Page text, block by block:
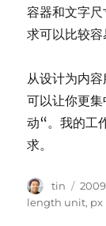
容器和文字
求可以比较容
从设计为内
可以让你更
动“。我的工
求。
Author
tin
on
length unit, px